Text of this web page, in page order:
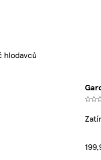
hlodavců